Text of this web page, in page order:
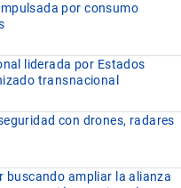
por consumo
liderada por Estados
transnacional
con drones, radares
buscando ampliar la alianza